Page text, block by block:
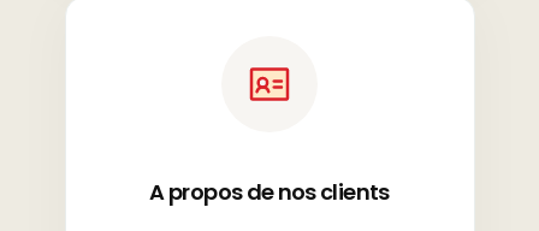
A propos de nos clients